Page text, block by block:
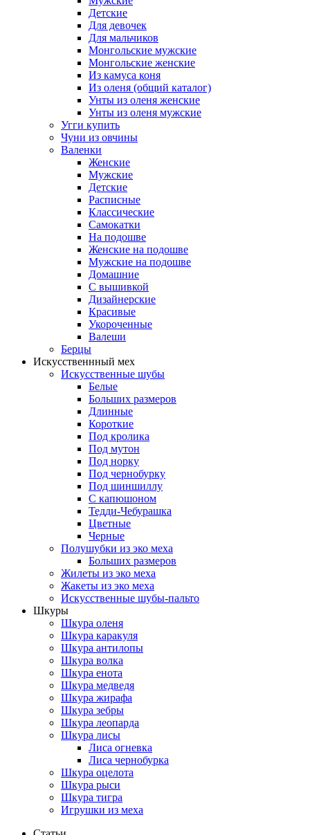
Детские
Для девочек
Для мальчиков
Монгольские мужские
Монгольские женские
Из камуса коня
Из оленя (общий каталог)
Унты из оленя женские
Унты из оленя мужские
Угги купить
Чуни из овчины
Валенки
Женские
Мужские
Детские
Расписные
Классические
Самокатки
На подошве
Женские на подошве
Мужские на подошве
Домашние
С вышивкой
Дизайнерские
Красивые
Укороченные
Валеши
Берцы
Искусственнный мех
Искусственные шубы
Белые
Больших размеров
Длинные
Короткие
Под кролика
Под мутон
Под норку
Под чернобурку
Под шиншиллу
С капюшоном
Тедди-Чебурашка
Цветные
Черные
Полушубки из эко меха
Больших размеров
Жилеты из эко меха
Жакеты из эко меха
Искусственные шубы-пальто
Шкуры
Шкура оленя
Шкура каракуля
Шкура антилопы
Шкура волка
Шкура енота
Шкура медведя
Шкура жирафа
Шкура зебры
Шкура леопарда
Шкура лисы
Лиса огневка
Лиса чернобурка
Шкура оцелота
Шкура рыси
Шкура тигра
Игрушки из меха